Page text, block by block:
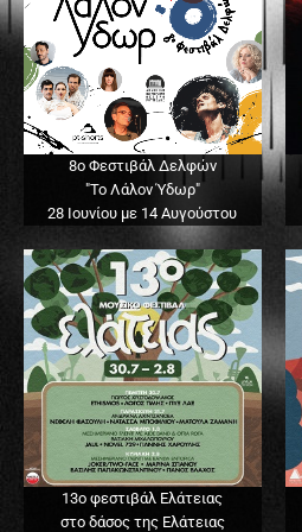
8ο Φεστιβάλ Δελφών
"Το Λάλον Ύδωρ"
28 Ιουνίου με 14 Αυγούστου
13o φεστιβάλ Ελάτειας
στο δάσος της Ελάτειας